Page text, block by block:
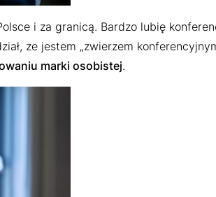
i za granicą. Bardzo lubię
ze jestem „zwierzem
marki osobistej.